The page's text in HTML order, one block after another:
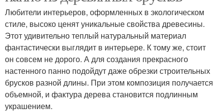
Любители интерьеров, оформленных в экологическом
стиле, высоко ценят уникальные свойства древесины.
Этот удивительно теплый натуральный материал
фантастически выглядит в интерьере. К тому же, стоит
он совсем не дорого. А для создания прекрасного
настенного панно подойдут даже обрезки строительных
брусков разной длины. При этом композиция получается
объемной, и фактура дерева становится подлинным
украшением.